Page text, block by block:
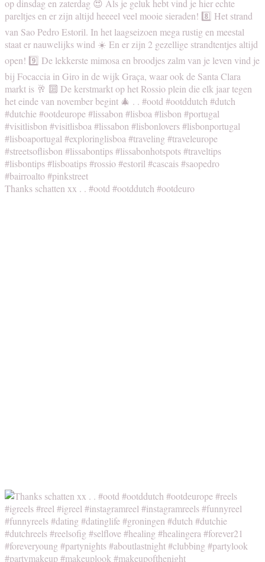
Thanks schatten xx . . #ootd #ootddutch #ootdeuro